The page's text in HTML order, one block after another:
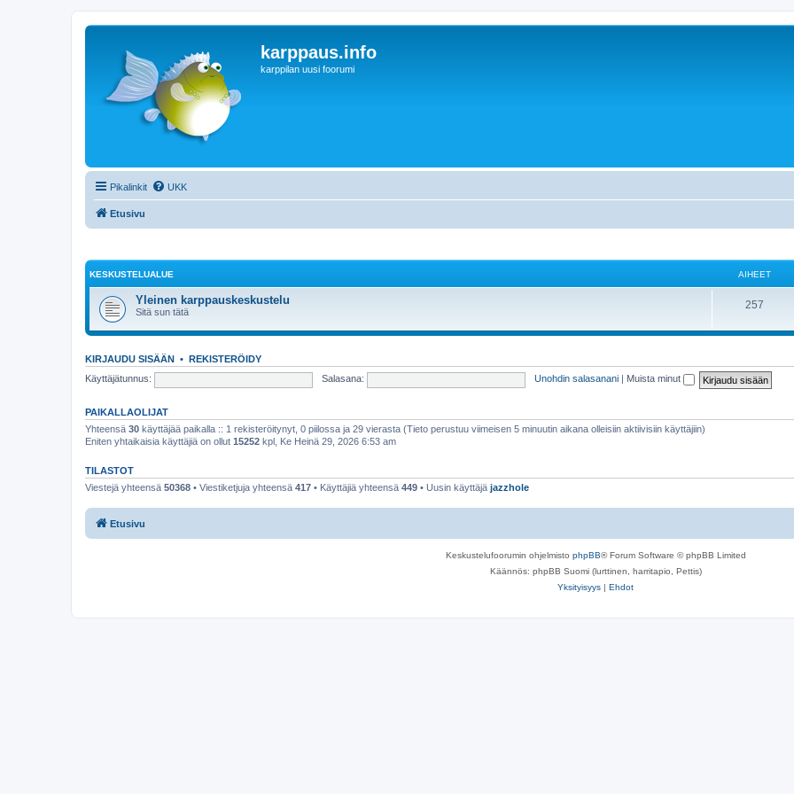
karppaus.info
karppilan uusi foorumi
Pikalinkit UKK
Etusivu
KESKUSTELUALUE AIHEET
Yleinen karppauskeskustelu
Sitä sun tätä
257
KIRJAUDU SISÄÄN • REKISTERÖIDY
Käyttäjätunnus:
Salasana: Unohdin salasanani Muista minut
PAIKALLAOLIJAT
Yhteensä 30 käyttäjää paikalla :: 1 rekisteröitynyt, 0 piilossa ja 29 vierasta (Tieto perustuu viimeisen 5 minuutin aikana olleisiin aktiivisiin käyttäjiin)
Eniten yhtaikaisia käyttäjiä on ollut 15252 kpl, Ke Heinä 29, 2026 6:53 am
TILASTOT
Viestejä yhteensä 50368 • Viestiketjuja yhteensä 417 • Käyttäjiä yhteensä 449 • Uusin käyttäjä jazzhole
Etusivu
Keskustelufoorumin ohjelmisto phpBB® Forum Software © phpBB Limited
Käännös: phpBB Suomi (lurttinen, harritapio, Pettis)
Yksityisyys | Ehdot